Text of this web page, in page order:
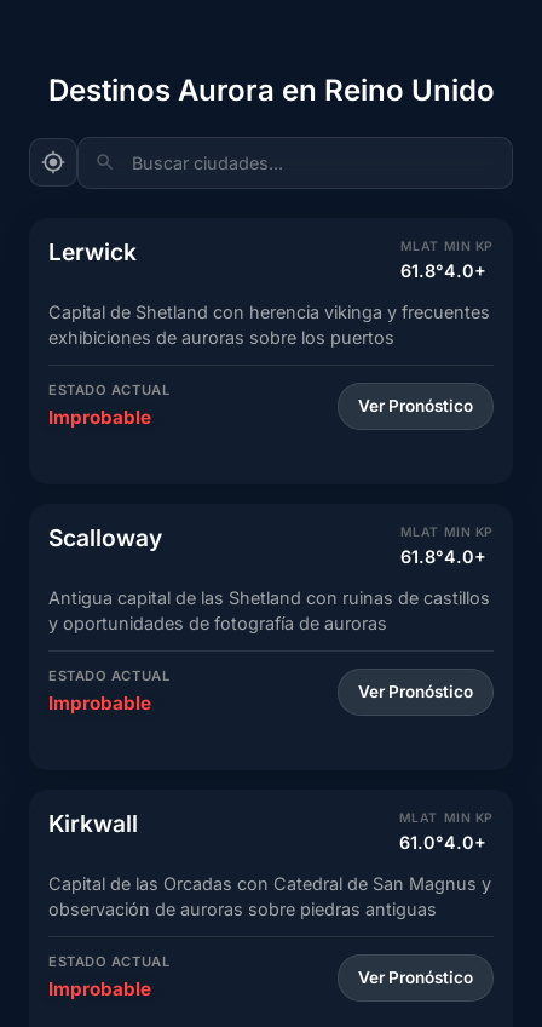
Destinos Aurora en Reino Unido
Buscar ciudades...
Lerwick MLAT
61.8°
MIN KP
4.0+
Capital de Shetland con herencia vikinga y frecuentes
exhibiciones de auroras sobre los puertos
ESTADO ACTUAL
Improbable Ver Pronóstico
Scalloway MLAT
61.8°
MIN KP
4.0+
Antigua capital de las Shetland con ruinas de castillos
y oportunidades de fotografía de auroras
ESTADO ACTUAL
Improbable Ver Pronóstico
Kirkwall MLAT
61.0°
MIN KP
4.0+
Capital de las Orcadas con Catedral de San Magnus y
observación de auroras sobre piedras antiguas
ESTADO ACTUAL
Improbable Ver Pronóstico